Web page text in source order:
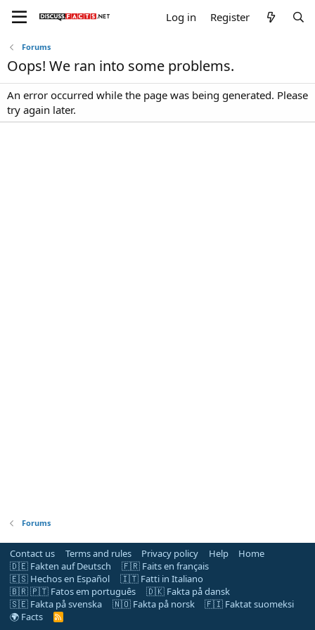
Log in Register
Forums
Oops! We ran into some problems.
An error occurred while the page was being generated. Please
try again later.
Forums
Contact us Terms and rules Privacy policy Help
Home
🇩🇪 Fakten auf Deutsch
🇫🇷 Faits en français
🇪🇸 Hechos en Español
🇮🇹 Fatti in Italiano
🇧🇷 🇵🇹 Fatos em português
🇩🇰 Fakta på dansk
🇸🇪 Fakta på svenska
🇳🇴 Fakta på norsk
🇫🇮 Faktat suomeksi
🌍 Facts
R